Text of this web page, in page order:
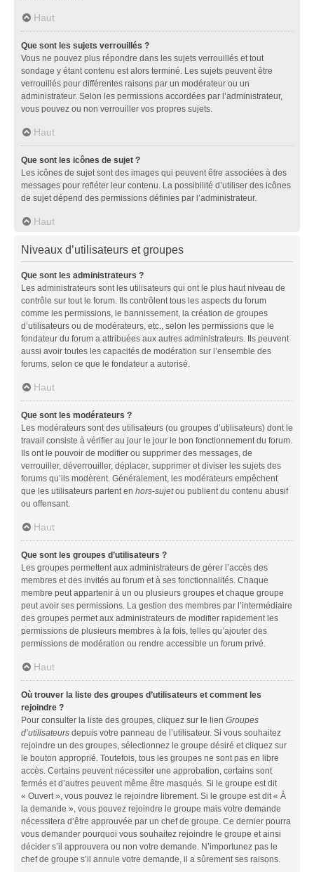
Haut
Que sont les sujets verrouillés ?
Vous ne pouvez plus répondre dans les sujets verrouillés et tout
sondage y étant contenu est alors terminé. Les sujets peuvent être
verrouillés pour différentes raisons par un modérateur ou un
administrateur. Selon les permissions accordées par l’administrateur,
vous pouvez ou non verrouiller vos propres sujets.
Haut
Que sont les icônes de sujet ?
Les icônes de sujet sont des images qui peuvent être associées à des
messages pour refléter leur contenu. La possibilité d’utiliser des icônes
de sujet dépend des permissions définies par l’administrateur.
Haut
Niveaux d’utilisateurs et groupes
Que sont les administrateurs ?
Les administrateurs sont les utilisateurs qui ont le plus haut niveau de
contrôle sur tout le forum. Ils contrôlent tous les aspects du forum
comme les permissions, le bannissement, la création de groupes
d’utilisateurs ou de modérateurs, etc., selon les permissions que le
fondateur du forum a attribuées aux autres administrateurs. Ils peuvent
aussi avoir toutes les capacités de modération sur l’ensemble des
forums, selon ce que le fondateur a autorisé.
Haut
Que sont les modérateurs ?
Les modérateurs sont des utilisateurs (ou groupes d’utilisateurs) dont le
travail consiste à vérifier au jour le jour le bon fonctionnement du forum.
Ils ont le pouvoir de modifier ou supprimer des messages, de
verrouiller, déverrouiller, déplacer, supprimer et diviser les sujets des
forums qu’ils modèrent. Généralement, les modérateurs empêchent
que les utilisateurs partent en hors-sujetou publient du contenu abusif
ou offensant.
Haut
Que sont les groupes d’utilisateurs ?
Les groupes permettent aux administrateurs de gérer l’accès des
membres et des invités au forum et à ses fonctionnalités. Chaque
membre peut appartenir à un ou plusieurs groupes et chaque groupe
peut avoir ses permissions. La gestion des membres par l’intermédiaire
des groupes permet aux administrateurs de modifier rapidement les
permissions de plusieurs membres à la fois, telles qu’ajouter des
permissions de modération ou rendre accessible un forum privé.
Haut
Où trouver la liste des groupes d’utilisateurs et comment les
rejoindre ?
Pour consulter la liste des groupes, cliquez sur le lien Groupes
d’utilisateurs depuis votre panneau de l’utilisateur. Si vous souhaitez
rejoindre un des groupes, sélectionnez le groupe désiré et cliquez sur
le bouton approprié. Toutefois, tous les groupes ne sont pas en libre
accès. Certains peuvent nécessiter une approbation, certains sont
fermés et d’autres peuvent même être masqués. Si le groupe est dit
« Ouvert », vous pouvez le rejoindre librement. Si le groupe est dit « À
la demande », vous pouvez rejoindre le groupe mais votre demande
nécessitera d’être approuvée par un chef de groupe. Ce dernier pourra
vous demander pourquoi vous souhaitez rejoindre le groupe et ainsi
décider s’il approuvera ou non votre demande. N’importunez pas le
chef de groupe s’il annule votre demande, il a sûrement ses raisons.